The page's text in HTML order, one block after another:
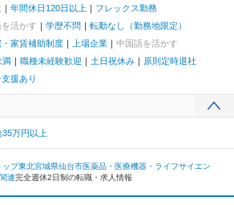
年間休日120日以上
フレックス勤務
活かす 学歴不問
転勤なし（勤務地限定）
・家賃補助制度 上場企業
中国語を活かす
満 職種未経験歓迎 土日祝休み
原則定時退社
援あり
35万円以上
ップ東北宮城県仙台市医薬品・医療機器・ライフサイエン
連完全週休2日制の転職・求人情報